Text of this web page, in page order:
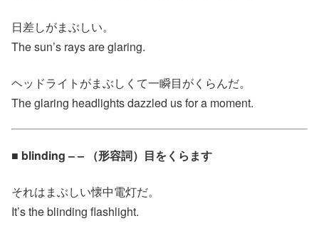
日差しがまぶしい。
The sun’s rays are glaring.
ヘッドライトがまぶしくて一瞬目がくらんだ。
The glaring headlights dazzled us for a moment.
■ blinding – – （形容詞）目をくらます
それはまぶしい懐中電灯だ。
It’s the blinding flashlight.